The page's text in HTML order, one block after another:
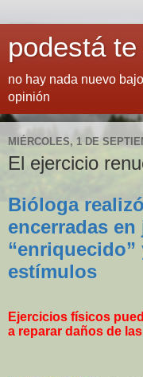
podestá
no hay nada nuevo
opinión
MIÉRCOLES, 1 DE
El ejercicio
Bióloga
encerradas
estímulos
Ejercicios físicos
a reparar daños de